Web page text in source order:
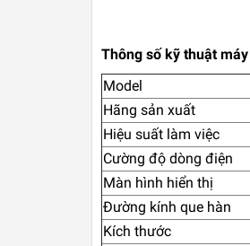
Thông số kỹ thuật
Model
Hãng sản xuất
Hiệu suất làm việc
Cường độ dòng điện
Màn hình hiển thị
Đường kính que hàn
Kích thước